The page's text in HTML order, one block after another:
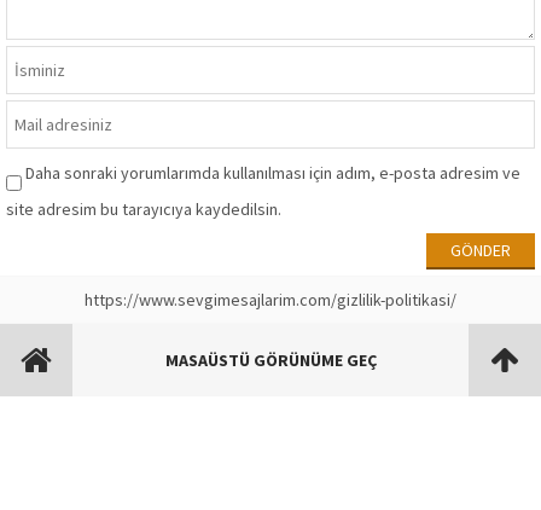
Daha sonraki yorumlarımda kullanılması için adım, e-posta adresim ve
site adresim bu tarayıcıya kaydedilsin.
https://www.sevgimesajlarim.com/gizlilik-politikasi/
MASAÜSTÜ GÖRÜNÜME GEÇ